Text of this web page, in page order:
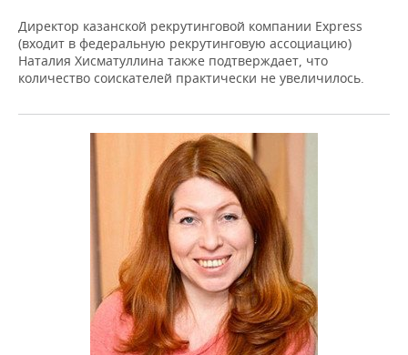
Директор казанской рекрутинговой компании Express
(входит в федеральную рекрутинговую ассоциацию)
Наталия Хисматуллина также подтверждает, что
количество соискателей практически не увеличилось.